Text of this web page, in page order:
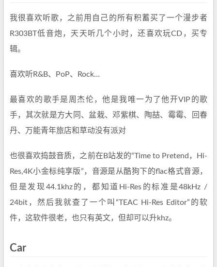
我很喜欢听歌，之前用自己的所有积蓄买了一个漫步者
R303BT低音炮，天天听几个小时，还喜欢玩CD，买专
辑。
喜欢听R&B、PoP、Rock…
最喜欢的歌手是周杰伦，他是我唯一为了他开VIP的歌
手，其次就是方大同、盆栽、邓紫棋、陶喆、霉霉、回春
丹、万能青年旅店和草动没有派对
也很喜欢捣鼓音质，之前在B站发的“Time to Pretend，Hi-
Res,4K小金标纯享版”，音源是从酷狗下的flac格式音源，
但是发现44.1khz的，都知道Hi-Res的标准是48kHz /
24bit，然后我就查了一个叫“TEAC Hi-Res Editor”的软
件，这软件很老，也只有英文，但却可以升khz。
Car